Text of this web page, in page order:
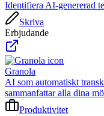
Identifiera AI-genererad
Skriva
Erbjudande
Granola
AI som automatiskt
sammanfattar alla dina
Produktivitet